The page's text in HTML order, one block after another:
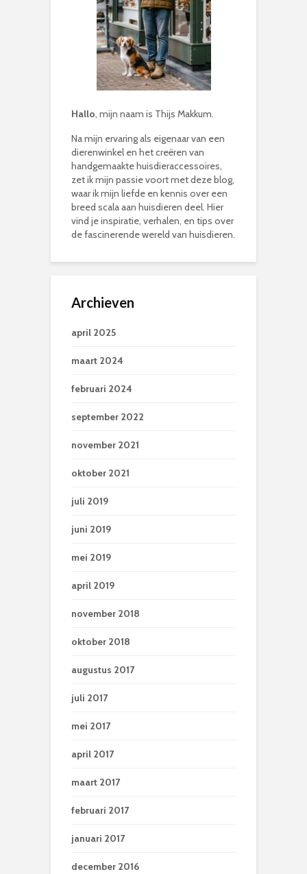
Hallo, mijn naam is Thijs Makkum.
Na mijn ervaring als eigenaar van een
dierenwinkel en het creëren van
handgemaakte huisdieraccessoires,
zet ik mijn passie voort met deze blog,
waar ik mijn liefde en kennis over een
breed scala aan huisdieren deel. Hier
vind je inspiratie, verhalen, en tips over
de fascinerende wereld van huisdieren.
Archieven
april 2025
maart 2024
februari 2024
september 2022
november 2021
oktober 2021
juli 2019
juni 2019
mei 2019
april 2019
november 2018
oktober 2018
augustus 2017
juli 2017
mei 2017
april 2017
maart 2017
februari 2017
januari 2017
december 2016